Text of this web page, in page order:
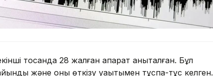
тоқсанда 28 жалған ақпарат анықталған. Бұл
және оны өткізу уақытымен тұспа-тұс келген.